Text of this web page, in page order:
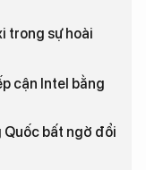
trong sự hoài
cận Intel bằng
Quốc bất ngờ đổi